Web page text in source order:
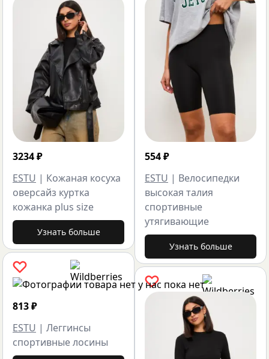
3234₽
ESTU | Кожаная косуха
оверсайз куртка
кожанка plus size
Узнать больше
813₽
ESTU | Леггинсы
спортивные лосины
554₽
ESTU | Велосипедки
высокая талия
спортивные
утягивающие
Узнать больше